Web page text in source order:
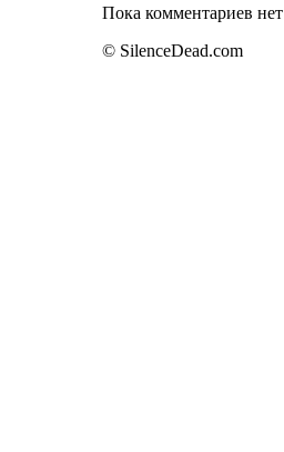
Пока комментариев нет
© SilenceDead.com